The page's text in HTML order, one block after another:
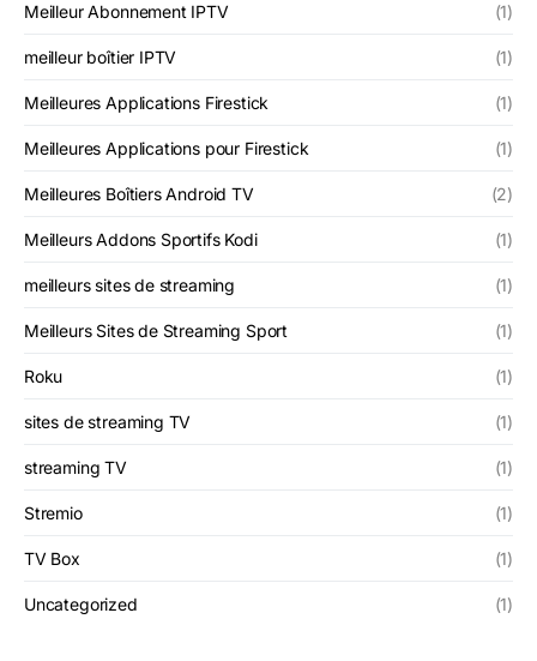
Meilleur Abonnement IPTV (1)
meilleur boîtier IPTV (1)
Meilleures Applications Firestick (1)
Meilleures Applications pour Firestick (1)
Meilleures Boîtiers Android TV (2)
Meilleurs Addons Sportifs Kodi (1)
meilleurs sites de streaming (1)
Meilleurs Sites de Streaming Sport (1)
Roku (1)
sites de streaming TV (1)
streaming TV (1)
Stremio (1)
TV Box (1)
Uncategorized (1)